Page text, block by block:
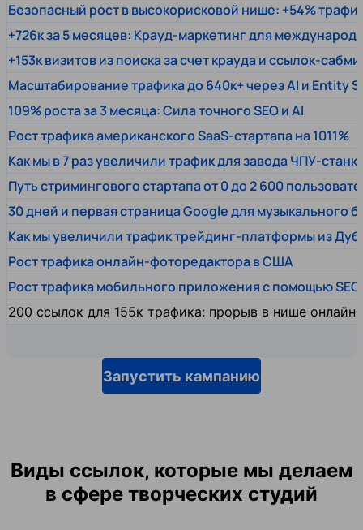
Безопасный рост в высокорисковой нише: +54%
+726к за 5 месяцев: Крауд-маркетинг для
+153к визитов из поиска за счет крауда и ссылок-
Масштабирование трафика до 640к+ через AI и Entity
109% роста за 3 месяца: Сила точного SEO и AI
Рост трафика американского SaaS-стартапа на 1011%
Как мы в 7 раз увеличили трафик для завода ЧПУ-
Путь стримингового стартапа от 0 до 2 600
30 дней и первая страница Google для музыкального
Как мы увеличили трафик трейдинг-платформы из
Рост трафика онлайн-фоторедактора в США
Рост трафика мобильного приложения с помощью SEO
200 ссылок для 155к трафика: прорыв в нише
Запустить кампанию
Виды ссылок, которые мы делаем
в сфере творческих студий